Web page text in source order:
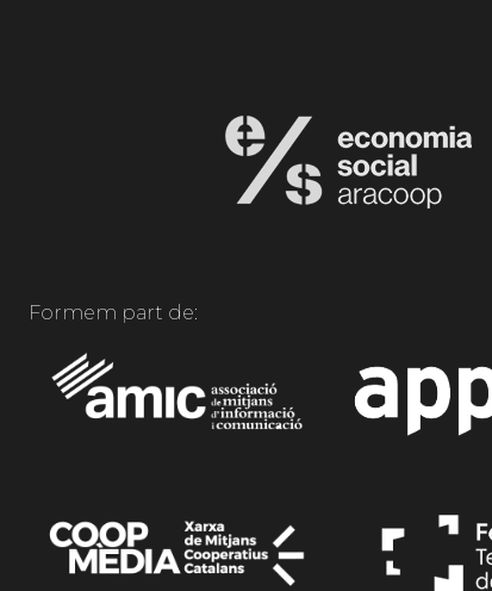
Formem part de: